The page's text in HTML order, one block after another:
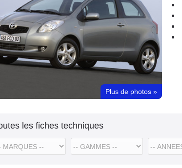
Plus de photos »
les fiches techniques